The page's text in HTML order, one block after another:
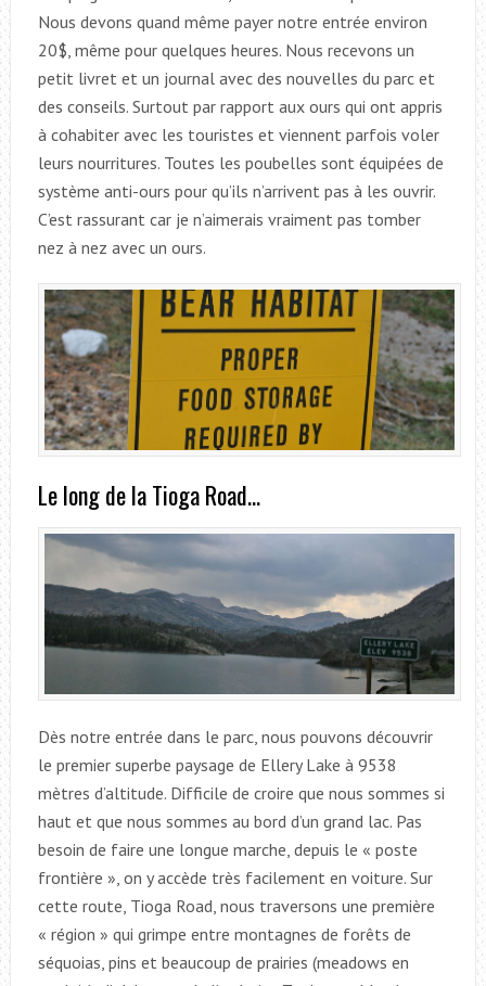
Nous devons quand même payer notre entrée environ
20$, même pour quelques heures. Nous recevons un
petit livret et un journal avec des nouvelles du parc et
des conseils. Surtout par rapport aux ours qui ont appris
à cohabiter avec les touristes et viennent parfois voler
leurs nourritures. Toutes les poubelles sont équipées de
système anti-ours pour qu’ils n’arrivent pas à les ouvrir.
C’est rassurant car je n’aimerais vraiment pas tomber
nez à nez avec un ours.
Le long de la Tioga Road…
Dès notre entrée dans le parc, nous pouvons découvrir
le premier superbe paysage de Ellery Lake à 9538
mètres d’altitude. Difficile de croire que nous sommes si
haut et que nous sommes au bord d’un grand lac. Pas
besoin de faire une longue marche, depuis le « poste
frontière », on y accède très facilement en voiture. Sur
cette route, Tioga Road, nous traversons une première
« région » qui grimpe entre montagnes de forêts de
séquoias, pins et beaucoup de prairies (meadows en